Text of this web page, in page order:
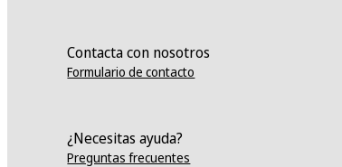
Contacta con nosotros
Formulario de contacto
¿Necesitas ayuda?
Preguntas frecuentes